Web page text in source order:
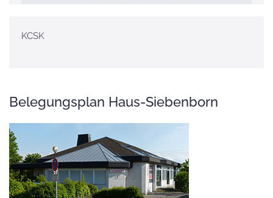
KCSK
Belegungsplan Haus-Siebenborn